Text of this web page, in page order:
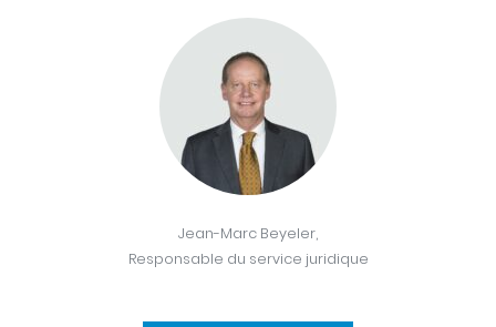
Jean-Marc Beyeler,
Responsable du service juridique